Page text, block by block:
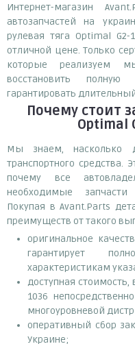
Интернет-магазин
автозапчастей на
рулевая тяга Optimal
отличной цене. Только
которые реализуем
восстановить полную
гарантировать
Почему стоит
Optimal
Мы знаем, насколько
транспортного средства.
почему все
необходимые
Покупая в Avant.Parts
преимуществ от такого
оригинальное
гарантирует
характеристикам
доступная
1036
многоуровневой
оперативный сбор
Украине;